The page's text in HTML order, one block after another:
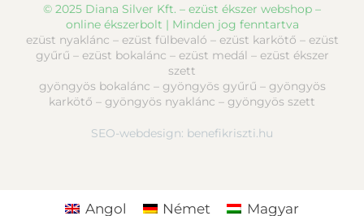
© 2025 Diana Silver Kft. – ezüst ékszer webshop –
online ékszerbolt | Minden jog fenntartva
ezüst nyaklánc – ezüst fülbevaló – ezüst karkötő – ezüst
gyűrű – ezüst bokalánc – ezüst medál – ezüst ékszer
szett
gyöngyös bokalánc – gyöngyös gyűrű – gyöngyös
karkötő – gyöngyös nyaklánc – gyöngyös szett
SEO-webdesign: benefikriszti.hu
Angol Német Magyar